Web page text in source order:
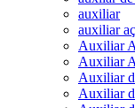
auxiliar
auxiliar
Auxiliar
Auxiliar
Auxiliar
Auxiliar